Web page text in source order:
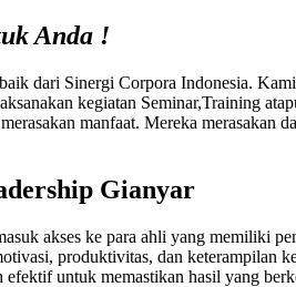
Anda !
dari Sinergi Corpora Indonesia.
kegiatan Seminar,Training
manfaat. Mereka
Gianyar
akses ke para ahli yang memiliki
produktivitas, dan keterampilan
untuk memastikan hasil yang